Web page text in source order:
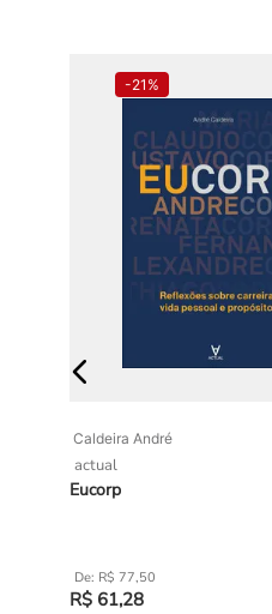
-21%
Caldeira André
actual
Eucorp
R$ 77,50
R$ 61,28